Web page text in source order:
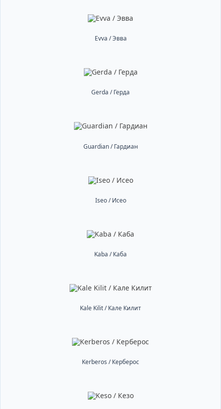
Evva / Эвва
Gerda / Герда
Guardian / Гардиан
Iseo / Исео
Kaba / Каба
Kale Kilit / Кале Килит
Kerberos / Керберос